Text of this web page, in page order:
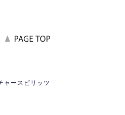
ャースピリッツ